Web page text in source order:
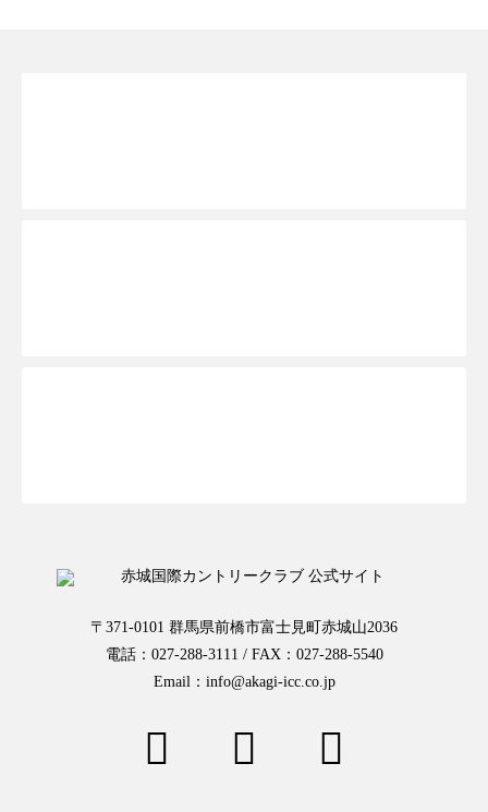
〒371-0101 群馬県前橋市富士見町赤城山2036
電話：027-288-3111 / FAX：027-288-5540
Email：info@akagi-icc.co.jp